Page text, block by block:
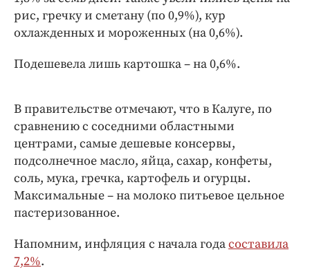
Работодатель года
рис, гречку и сметану (по 0,9%), кур
охлажденных и мороженных (на 0,6%).
Подешевела лишь картошка – на 0,6%.
В правительстве отмечают, что в Калуге, по
сравнению с соседними областными
центрами, самые дешевые консервы,
подсолнечное масло, яйца, сахар, конфеты,
соль, мука, гречка, картофель и огурцы.
Максимальные – на молоко питьевое цельное
пастеризованное.
Напомним, инфляция с начала годасоставила
7,2%.